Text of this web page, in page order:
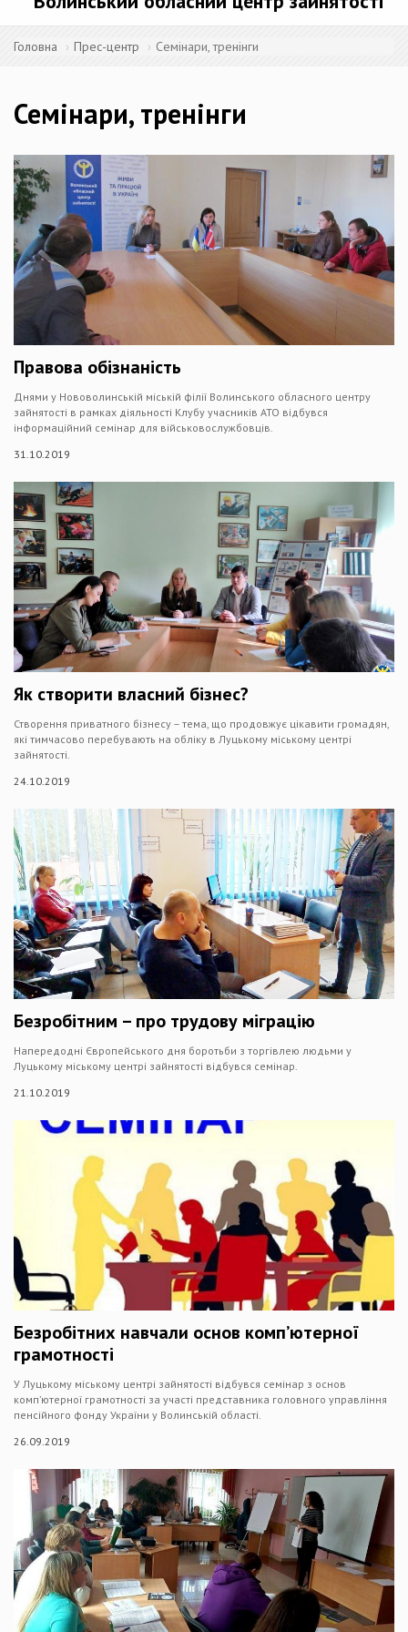
Головна Прес-центр Семінари, тренінги
Семінари, тренінги
Правова обізнаність
Днями у Нововолинській міській філії Волинського обласного центру
зайнятості в рамках діяльності Клубу учасників АТО відбувся
інформаційний семінар для військовослужбовців.
31.10.2019
Як створити власний бізнес?
Створення приватного бізнесу – тема, що продовжує цікавити громадян,
які тимчасово перебувають на обліку в Луцькому міському центрі
зайнятості.
24.10.2019
Безробітним – про трудову міграцію
Напередодні Європейського дня боротьби з торгівлею людьми у
Луцькому міському центрі зайнятості відбувся семінар.
21.10.2019
Безробітних навчали основ комп’ютерної
грамотності
У Луцькому міському центрі зайнятості відбувся семінар з основ
комп’ютерної грамотності за участі представника головного управління
пенсійного фонду України у Волинській області.
26.09.2019